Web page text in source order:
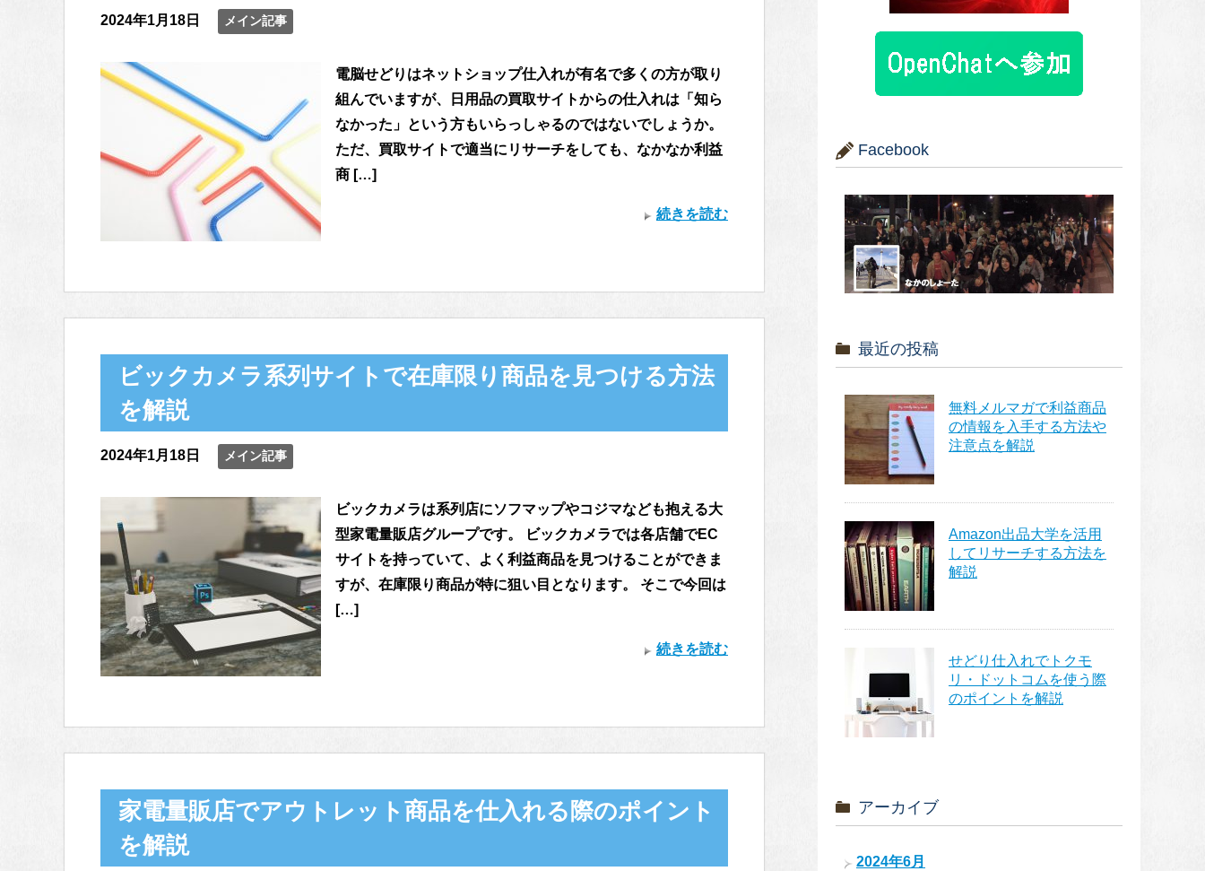
2024年1月18日 メイン記事
電脳せどりはネットショップ仕入れが有名で多くの方が取り
組んでいますが、日用品の買取サイトからの仕入れは「知ら
なかった」という方もいらっしゃるのではないでしょうか。
ただ、買取サイトで適当にリサーチをしても、なかなか利益
商 […]
続きを読む
ビックカメラ系列サイトで在庫限り商品を見つける方法
を解説
2024年1月18日 メイン記事
ビックカメラは系列店にソフマップやコジマなども抱える大
型家電量販店グループです。 ビックカメラでは各店舗でEC
サイトを持っていて、よく利益商品を見つけることができま
すが、在庫限り商品が特に狙い目となります。 そこで今回は
[…]
続きを読む
家電量販店でアウトレット商品を仕入れる際のポイント
を解説
Facebook
最近の投稿
無料メルマガで利益商品
の情報を入手する方法や
注意点を解説
Amazon出品大学を活用
してリサーチする方法を
解説
せどり仕入れでトクモ
リ・ドットコムを使う際
のポイントを解説
アーカイブ
2024年6月